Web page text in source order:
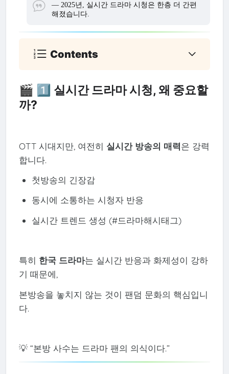
— 2025년, 실시간 드라마 시청은 한층 더 간편
해졌습니다.
Contents
🎬 1️⃣ 실시간 드라마 시청, 왜 중요할
까?
OTT 시대지만, 여전히 실시간 방송의 매력은 강력
합니다.
첫방송의 긴장감
동시에 소통하는 시청자 반응
실시간 트렌드 생성 (#드라마해시태그)
특히 한국 드라마는 실시간 반응과 화제성이 강하
기 때문에,
본방송을 놓치지 않는 것이 팬덤 문화의 핵심입니
다.
💡 “본방 사수는 드라마 팬의 의식이다.”